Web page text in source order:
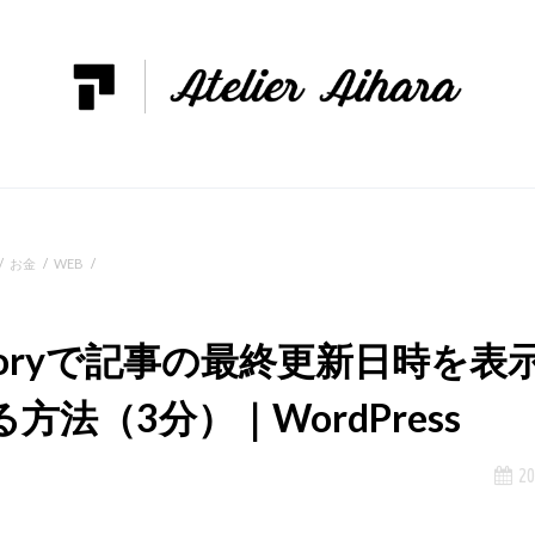
お金 WEB
で記事の最終更新日時を表
方法（3分）｜WordPress